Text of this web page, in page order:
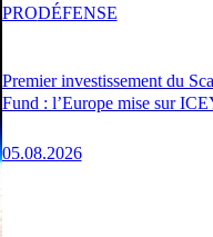
Premier investissement du
Fund : l’Europe mise sur
05.08.2026
PRODÉFENSE